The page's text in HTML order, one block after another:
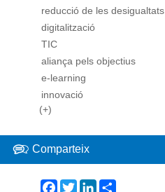
reducció de les desigualtats
digitalització
TIC
aliança pels objectius
e-learning
innovació
(+)
Comparteix
Facebook
TwitterLinkedIn
Share